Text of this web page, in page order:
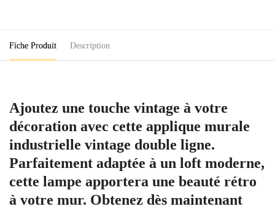
en
Fiche Produit Description
Ajoutez une touche vintage à votre
décoration avec cette applique murale
industrielle vintage double ligne.
Parfaitement adaptée à un loft moderne,
cette lampe apportera une beauté rétro
à votre mur. Obtenez dès maintenant